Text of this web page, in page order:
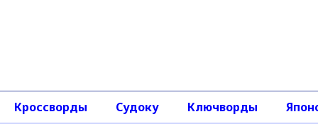
Кроссворды Судоку Ключворды